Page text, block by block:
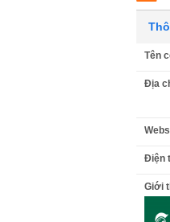
Tên
Địa
Điện
Giới